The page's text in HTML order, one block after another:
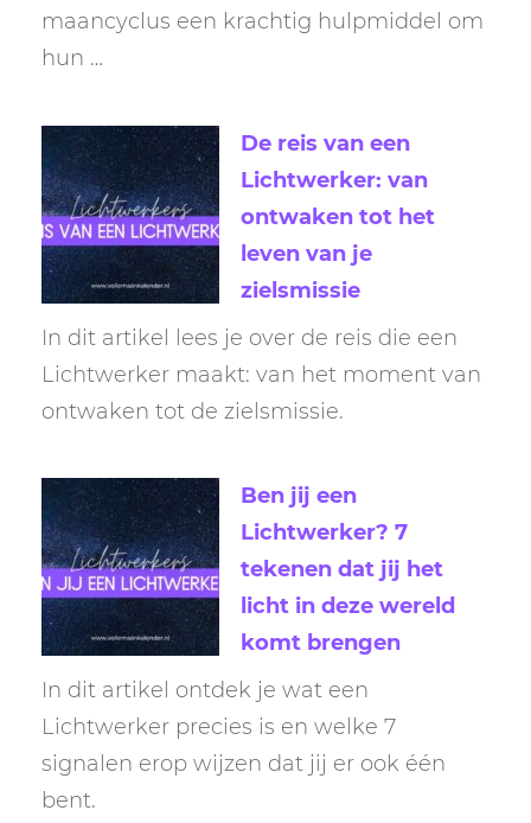
maancyclus een krachtig hulpmiddel om
hun …
De reis van een
Lichtwerker: van
ontwaken tot het
leven van je
zielsmissie
In dit artikel lees je over de reis die een
Lichtwerker maakt: van het moment van
ontwaken tot de zielsmissie.
Ben jij een
Lichtwerker? 7
tekenen dat jij het
licht in deze wereld
komt brengen
In dit artikel ontdek je wat een
Lichtwerker precies is en welke 7
signalen erop wijzen dat jij er ook één
bent.